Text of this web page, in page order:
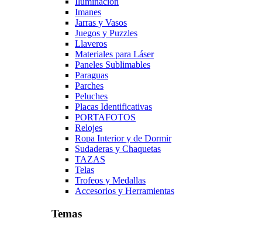
Imanes
Jarras y Vasos
Juegos y Puzzles
Llaveros
Materiales para Láser
Paneles Sublimables
Paraguas
Parches
Peluches
Placas Identificativas
PORTAFOTOS
Relojes
Ropa Interior y de Dormir
Sudaderas y Chaquetas
TAZAS
Telas
Trofeos y Medallas
Accesorios y Herramientas
Temas